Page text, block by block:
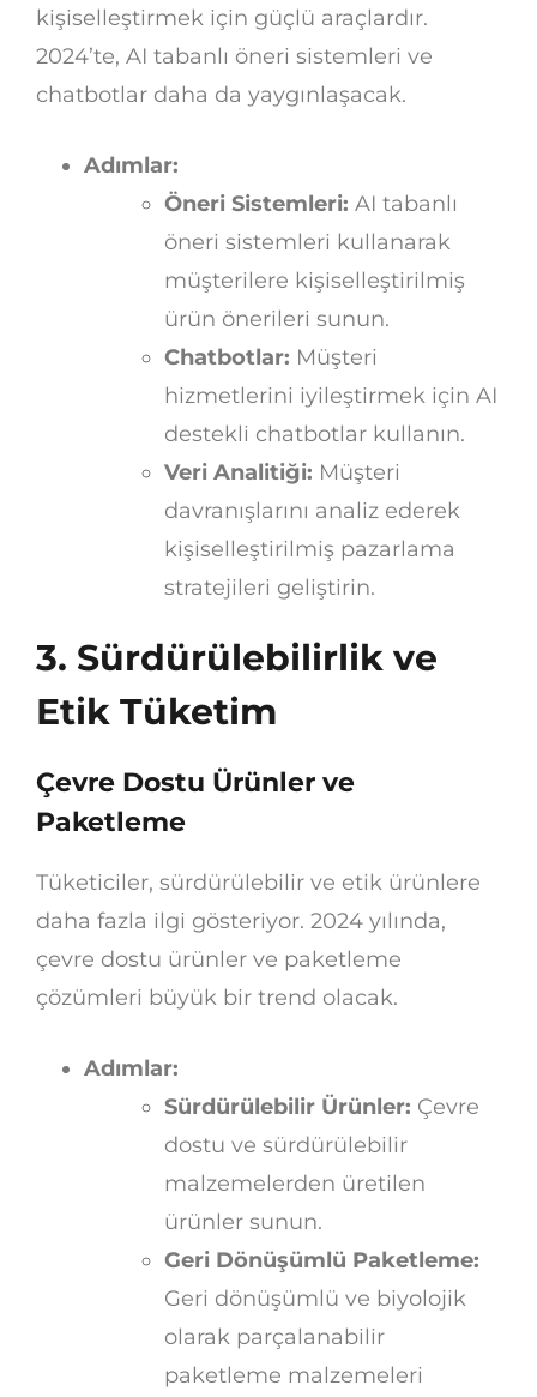
kişiselleştirmek için güçlü araçlardır.
2024’te, AI tabanlı öneri sistemleri ve
chatbotlar daha da yaygınlaşacak.
Adımlar:
Öneri Sistemleri: AI tabanlı
öneri sistemleri kullanarak
müşterilere kişiselleştirilmiş
ürün önerileri sunun.
Chatbotlar: Müşteri
hizmetlerini iyileştirmek için AI
destekli chatbotlar kullanın.
Veri Analitiği: Müşteri
davranışlarını analiz ederek
kişiselleştirilmiş pazarlama
stratejileri geliştirin.
3. Sürdürülebilirlik ve
Etik Tüketim
Çevre Dostu Ürünler ve
Paketleme
Tüketiciler, sürdürülebilir ve etik ürünlere
daha fazla ilgi gösteriyor. 2024 yılında,
çevre dostu ürünler ve paketleme
çözümleri büyük bir trend olacak.
Adımlar:
Sürdürülebilir Ürünler: Çevre
dostu ve sürdürülebilir
malzemelerden üretilen
ürünler sunun.
Geri Dönüşümlü Paketleme:
Geri dönüşümlü ve biyolojik
olarak parçalanabilir
paketleme malzemeleri